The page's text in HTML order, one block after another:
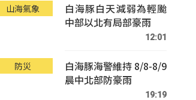
山海氣象
白海豚白天減弱為輕颱
中部以北有局部豪雨
12:01
防災
白海豚海警維持 8/8-8/9
晨中北部防豪雨
19:19